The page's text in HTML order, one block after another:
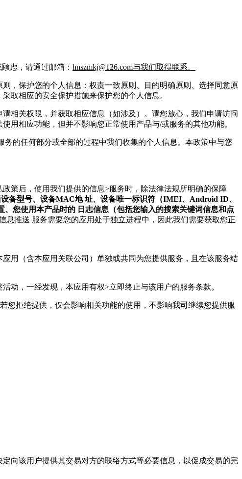
虑，请通过邮箱： hnszmkj@126.com与我们取得联系。
，保护您的个人信息：权责一致原则、目的明确原则、选择同意原
取相应的安全保护措施来保护您的个人信息。
相关权限，并获取相应信息（如涉及）。请您放心，我们申请访问
用相应功能，但并不影响您正常使用产品与/或服务的其他功能。
的任何部分或全部的过程中我们收集的个人信息。本政策中与您
策后，使用我们提供的信息>服务时，除法律法规所明确的保障
备型号、设备MAC地 址、设备唯一标识符（IMEI、Android ID、
您使用本产品时的 日志信息（包括您输入的搜索关键词信息和点
息推送 服务需要您的应用处于独立进程中，因此我们需要获取您正
用（含本应用关联公司）单独或共同为您提供服务，且在该服务结
动，一经发现，本应用有权>立即终止与该用户的服务条款。
您拒绝提供，仅会影响相关功能的使用，不影响我司继续您提供服
向该用户提供其交易对方的联络方式等必要信息，以促成交易的完